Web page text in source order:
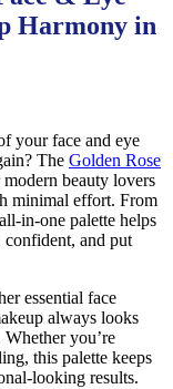
Harmony in
your face and eye
The Golden Rose
beauty lovers
minimal effort. From
in-one palette helps
and put
essential face
always looks
you’re
this palette keeps
looking results.